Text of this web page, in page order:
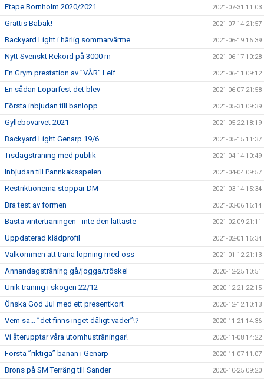
Etape Bornholm 2020/2021 2021-07-31 11:03
Grattis Babak! 2021-07-14 21:57
Backyard Light i härlig sommarvärme 2021-06-19 16:39
Nytt Svenskt Rekord på 3000 m 2021-06-17 10:28
En Grym prestation av ”VÅR” Leif 2021-06-11 09:12
En sådan Löparfest det blev 2021-06-07 21:58
Första inbjudan till banlopp 2021-05-31 09:39
Gyllebovarvet 2021 2021-05-22 18:19
Backyard Light Genarp 19/6 2021-05-15 11:37
Tisdagsträning med publik 2021-04-14 10:49
Inbjudan till Pannkaksspelen 2021-04-04 09:57
Restriktionerna stoppar DM 2021-03-14 15:34
Bra test av formen 2021-03-06 16:14
Bästa vinterträningen - inte den lättaste 2021-02-09 21:11
Uppdaterad klädprofil 2021-02-01 16:34
Välkommen att träna löpning med oss 2021-01-12 21:13
Annandagsträning gå/jogga/tröskel 2020-12-25 10:51
Unik träning i skogen 22/12 2020-12-21 22:15
Önska God Jul med ett presentkort 2020-12-12 10:13
Vem sa... ”det finns inget dåligt väder”!? 2020-11-21 14:36
Vi återupptar våra utomhusträningar! 2020-11-08 14:22
Första ”riktiga” banan i Genarp 2020-11-07 11:07
Brons på SM Terräng till Sander 2020-10-25 09:20